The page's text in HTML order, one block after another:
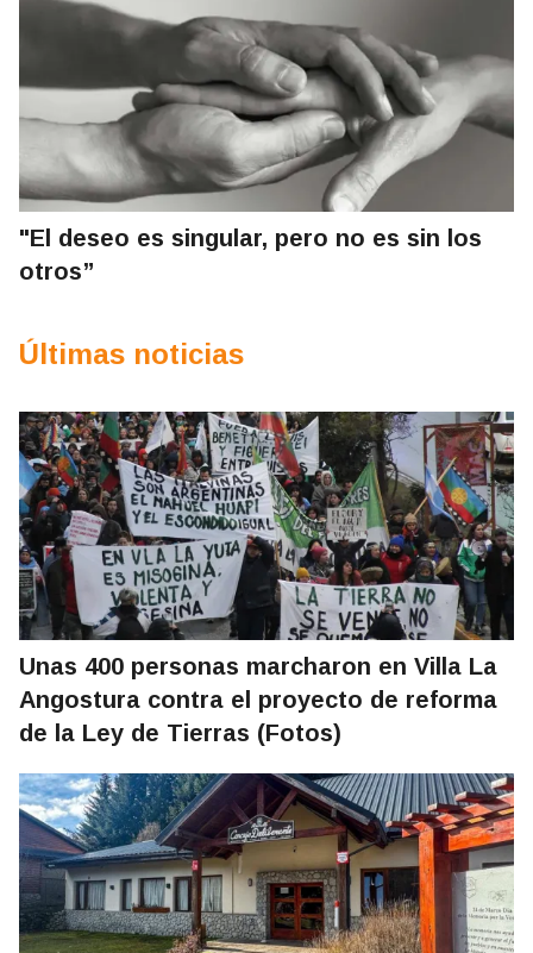
"El deseo es singular, pero no es sin los
otros”
Últimas noticias
Unas 400 personas marcharon en Villa La
Angostura contra el proyecto de reforma
de la Ley de Tierras (Fotos)